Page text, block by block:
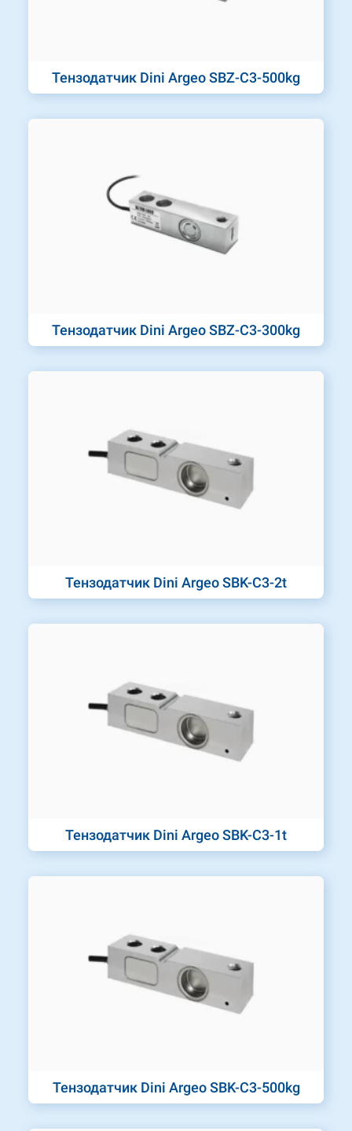
Тензодатчик Dini Argeo SBZ-C3-500kg
Тензодатчик Dini Argeo SBZ-C3-300kg
Тензодатчик Dini Argeo SBK-C3-2t
Тензодатчик Dini Argeo SBK-C3-1t
Тензодатчик Dini Argeo SBK-C3-500kg